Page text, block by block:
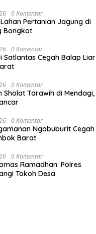
0 Komentar
Pertanian Jagung di
Bongkot
0 Komentar
Satlantas Cegah Balap Liar
0 Komentar
Sholat Tarawih di Mendagi,
0 Komentar
Ngabuburit Cegah
Barat
0 Komentar
Ramadhan: Polres
Tokoh Desa